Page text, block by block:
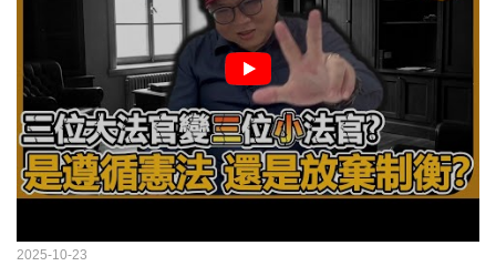
2025-10-23